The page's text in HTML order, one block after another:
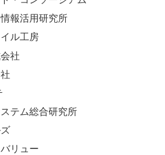
報活用研究所
ル工房
社
テム総合研究所
リュー